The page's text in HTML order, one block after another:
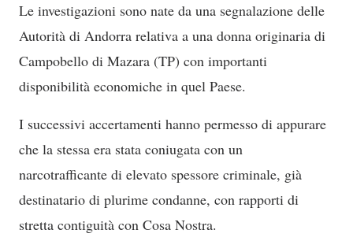
Le investigazioni sono nate da una segnalazione delle
Autorità di Andorra relativa a una donna originaria di
Campobello di Mazara (TP) con importanti
disponibilità economiche in quel Paese.
I successivi accertamenti hanno permesso di appurare
che la stessa era stata coniugata con un
narcotrafficante di elevato spessore criminale, già
destinatario di plurime condanne, con rapporti di
stretta contiguità con Cosa Nostra.